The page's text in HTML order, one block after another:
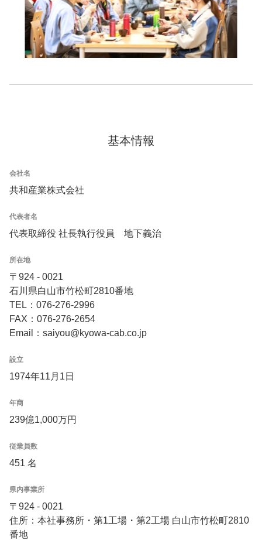
基本情報
会社名
共和産業株式会社
代表者名
代表取締役 社長執行役員 地下義治
所在地
〒924 - 0021
石川県白山市竹松町2810番地
TEL：076-276-2996
FAX：076-276-2654
Email：saiyou@kyowa-cab.co.jp
設立
1974年11月1日
年商
239億1,000万円
従業員数
451 名
県内事業所
〒924 - 0021
住所：本社事務所・第1工場・第2工場 白山市竹松町2810
番地